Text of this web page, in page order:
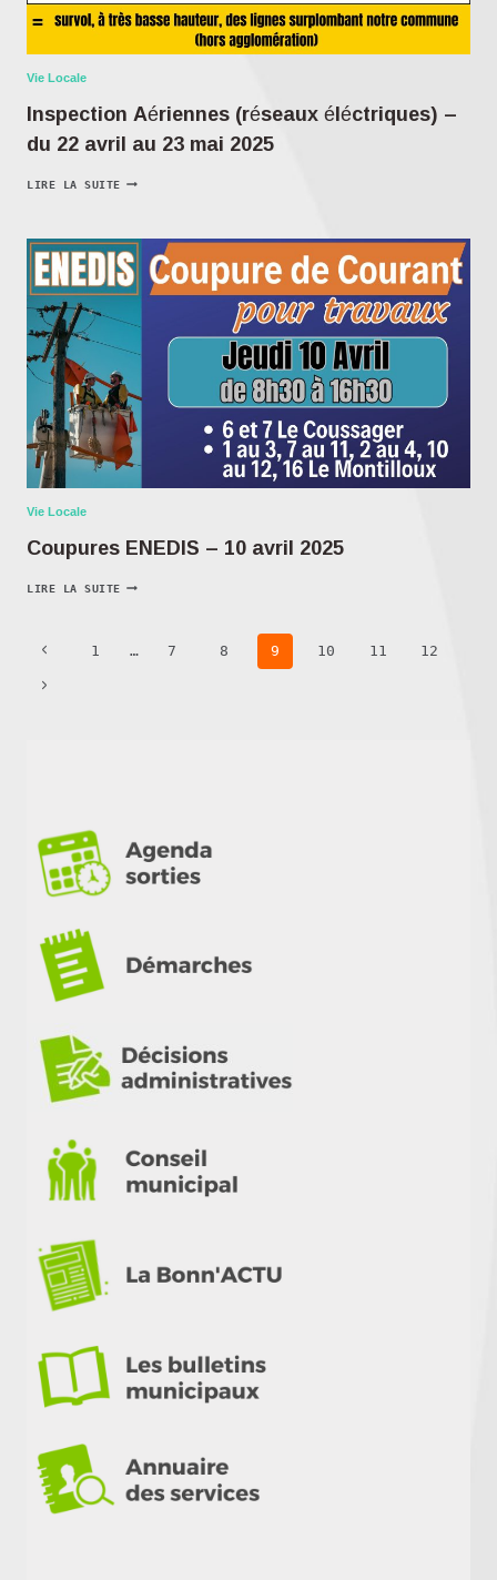
Vie Locale
Inspection Aériennes (réseaux éléctriques) –
du 22 avril au 23 mai 2025
LIRE LA SUITE
Vie Locale
Coupures ENEDIS – 10 avril 2025
LIRE LA SUITE
1 … 7 8 9 10 11 12